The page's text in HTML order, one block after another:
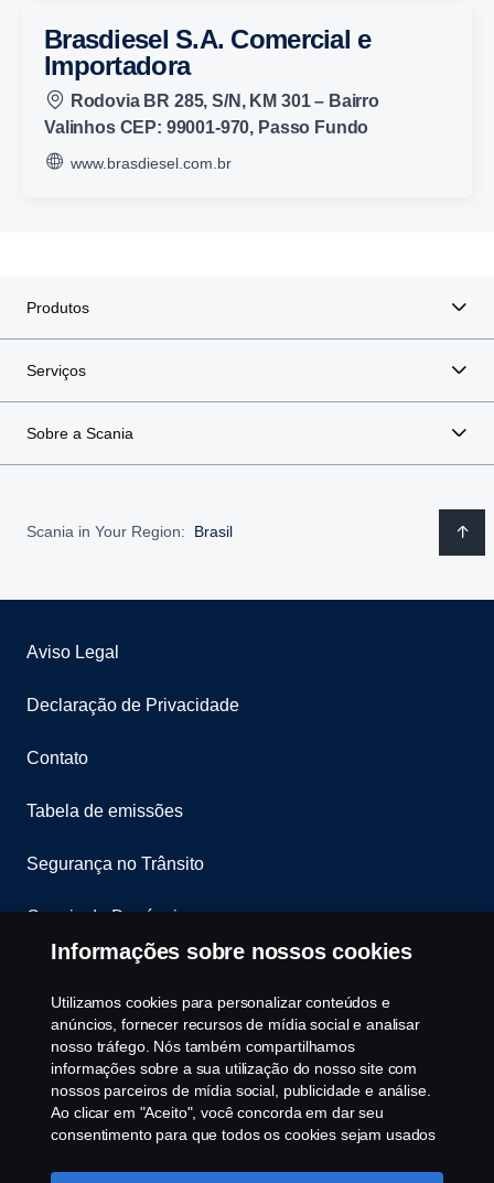
Brasdiesel S.A. Comercial e
Importadora
Rodovia BR 285, S/N, KM 301 – Bairro
Valinhos CEP: 99001-970, Passo Fundo
www.brasdiesel.com.br
Produtos
Serviços
Sobre a Scania
Scania in Your Region: Brasil
Aviso Legal
Declaração de Privacidade
Contato
Tabela de emissões
Segurança no Trânsito
Canais de Denúncia
Programa de Rotulagem Veicular
Política de Cookies
Configurações de cookies
Informações sobre nossos cookies
Utilizamos cookies para personalizar conteúdos e
anúncios, fornecer recursos de mídia social e analisar
nosso tráfego. Nós também compartilhamos
informações sobre a sua utilização do nosso site com
nossos parceiros de mídia social, publicidade e análise.
Ao clicar em "Aceito", você concorda em dar seu
consentimento para que todos os cookies sejam usados
gerenciar a utilização dos cookies clicando em